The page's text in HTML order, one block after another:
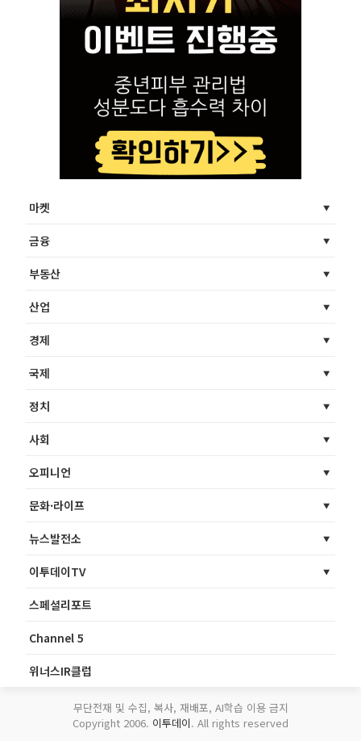
마켓
금융
부동산
산업
경제
국제
정치
사회
오피니언
문화·라이프
뉴스발전소
이투데이TV
스페셜리포트
Channel 5
위너스IR클럽
무단전재 및 수집, 복사, 재배포, AI학습 이용 금지
Copyright 2006. 이투데이. All rights reserved